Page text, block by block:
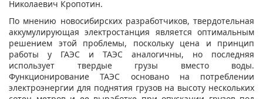
Николаевич Кропотин.
По мнению новосибирских разработчиков, твердотельная
аккумулирующая электростанция является оптимальным
решением этой проблемы, поскольку цена и принцип
работы у ГАЭС и ТАЭС аналогичны, но последняя
использует твердые грузы вместо воды.
Функционирование ТАЭС основано на потреблении
электроэнергии для поднятия грузов на высоту нескольких